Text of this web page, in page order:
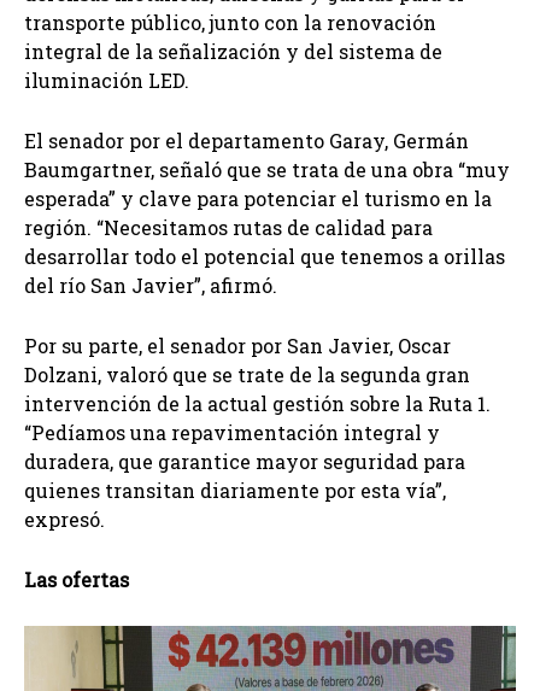
transporte público, junto con la renovación
integral de la señalización y del sistema de
iluminación LED.
El senador por el departamento Garay, Germán
Baumgartner, señaló que se trata de una obra “muy
esperada” y clave para potenciar el turismo en la
región. “Necesitamos rutas de calidad para
desarrollar todo el potencial que tenemos a orillas
del río San Javier”, afirmó.
Por su parte, el senador por San Javier, Oscar
Dolzani, valoró que se trate de la segunda gran
intervención de la actual gestión sobre la Ruta 1.
“Pedíamos una repavimentación integral y
duradera, que garantice mayor seguridad para
quienes transitan diariamente por esta vía”,
expresó.
Las ofertas